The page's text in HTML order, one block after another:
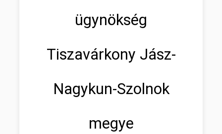
ügynökség
Tiszavárkony Jász-
Nagykun-Szolnok
megye